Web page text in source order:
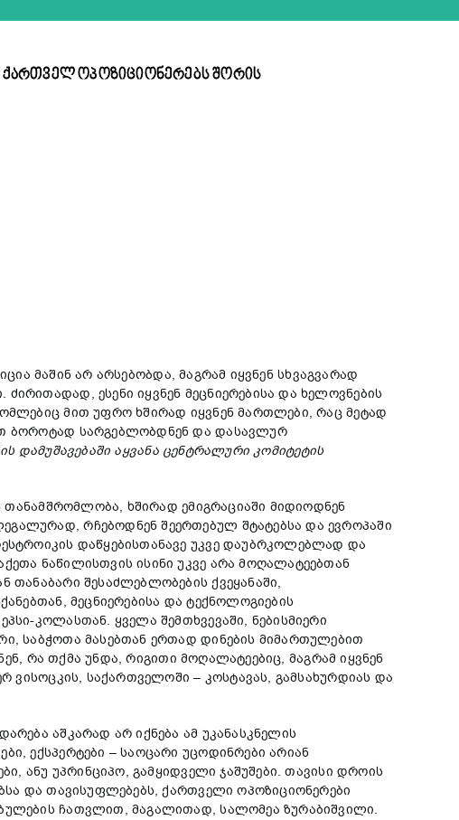
ქართველ ოპოზიციონერებს შორის
მაშინ არ არსებობდა, მაგრამ იყვნენ სხვაგვარად
ესენი იყვნენ მეცნიერებისა და ხელოვნების
მით უფრო ხშირად იყვნენ მართლები, რაც მეტად
ბოროტად სარგებლობდნენ და დასავლურ
დამუშავებაში აყვანა ცენტრალური კომიტეტის
ხშირად ემიგრაციაში მიდიოდნენ
რჩებოდნენ შეერთებულ შტატებსა და ევროპაში
დაწყებისთანავე უკვე დაუბრკოლებლად და
ნაწილისთვის ისინი უკვე არა მოღალატეებთან
შესაძლებლობების ქვეყანაში,
მეცნიერებისა და ტექნოლოგიების
კოლასთან. ყველა შემთხვევაში, ნებისმიერი
საბჭოთა მასებთან ერთად დინების მიმართულებით
რა თქმა უნდა, რიგითი მოღალატეებიც, მაგრამ იყვნენ
ვისოცკის, საქართველოში – კოსტავას, გამსახურდიას და
აშკარად არ იქნება ამ უკანასკნელის
ექსპერტები – საოცარი უცოდინრები არიან
ანუ უპრინციპო, გამყიდველი ჯაშუშები. თავისი დროის
და თავისუფლებებს, ქართველი ოპოზიციონერები
ჩათვლით, მაგალითად, სალომეა ზურაბიშვილი.